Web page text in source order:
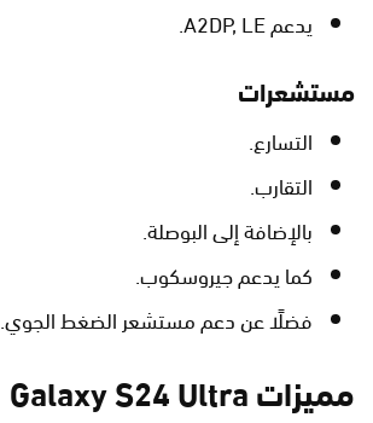
يدعم A2DP, LE.
مستشعرات
التسارع.
التقارب.
بالإضافة إلى البوصلة.
كما يدعم جيروسكوب.
فضلًا عن دعم مستشعر الضغط الجوي.
مميزات Galaxy S24 Ultra